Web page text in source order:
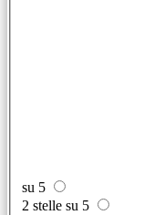
su 5
2 stelle su 5